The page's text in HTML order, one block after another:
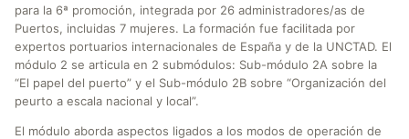
para la 6ª promoción, integrada por 26 administradores/as de
Puertos, incluidas 7 mujeres. La formación fue facilitada por
expertos portuarios internacionales de España y de la UNCTAD. El
módulo 2 se articula en 2 submódulos: Sub-módulo 2A sobre la
“El papel del puerto” y el Sub-módulo 2B sobre “Organización del
peurto a escala nacional y local”.
El módulo aborda aspectos ligados a los modos de operación de